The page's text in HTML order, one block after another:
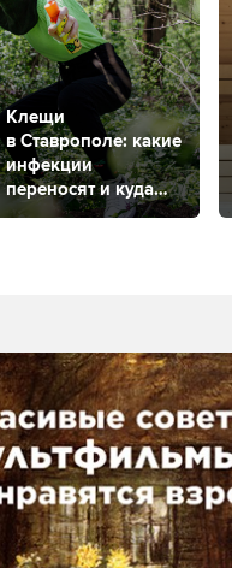
Клещи
в Ставрополе: какие
инфекции
переносят и куда
сдать насекомое